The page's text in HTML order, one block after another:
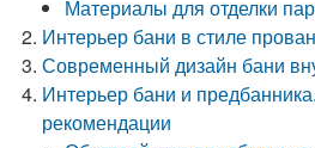
Материалы для отделки
Интерьер бани в стиле
Современный дизайн бани
Интерьер бани и
рекомендации